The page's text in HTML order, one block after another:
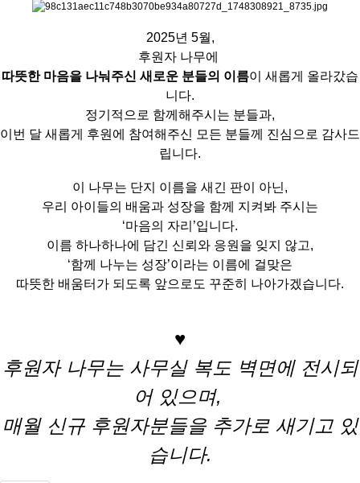
2025년 5월,
후원자 나무에
따뜻한 마음을 나눠주신 새로운 분들의 이름이 새롭게 올라갔습
니다.
정기적으로 함께해주시는 분들과,
이번 달 새롭게 후원에 참여해주신 모든 분들께 진심으로 감사드
립니다.
이 나무는 단지 이름을 새긴 판이 아닌,
우리 아이들의 배움과 성장을 함께 지켜봐 주시는
‘마음의 자리’입니다.
이름 하나하나에 담긴 신뢰와 응원을 잊지 않고,
‘함께 나누는 성장’이라는 이름에 걸맞은
따뜻한 배움터가 되도록 앞으로도 꾸준히 나아가겠습니다.
♥
후원자 나무는 사무실 복도 벽면에 전시되
어 있으며,
매월 신규 후원자분들을 추가로 새기고 있
습니다.